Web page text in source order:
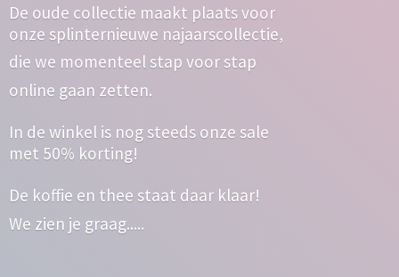
De oude collectie maakt plaats voor
onze splinternieuwe najaarscollectie,
die we momenteel stap voor stap
online gaan zetten.
In de winkel is nog steeds onze sale
met 50% korting!
De koffie en thee staat daar klaar!
We zien je graag.....